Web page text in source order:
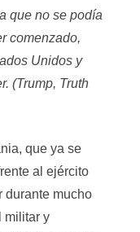
que no se podía
comenzado,
Unidos y
(Trump, Truth
que ya se
al ejército
durante mucho
militar y